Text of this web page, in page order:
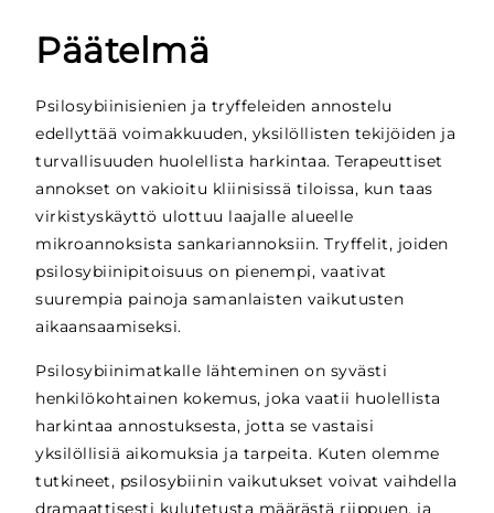
Päätelmä
Psilosybiinisienien ja tryffeleiden annostelu
edellyttää voimakkuuden, yksilöllisten tekijöiden ja
turvallisuuden huolellista harkintaa. Terapeuttiset
annokset on vakioitu kliinisissä tiloissa, kun taas
virkistyskäyttö ulottuu laajalle alueelle
mikroannoksista sankariannoksiin. Tryffelit, joiden
psilosybiinipitoisuus on pienempi, vaativat
suurempia painoja samanlaisten vaikutusten
aikaansaamiseksi.
Psilosybiinimatkalle lähteminen on syvästi
henkilökohtainen kokemus, joka vaatii huolellista
harkintaa annostuksesta, jotta se vastaisi
yksilöllisiä aikomuksia ja tarpeita. Kuten olemme
tutkineet, psilosybiinin vaikutukset voivat vaihdella
dramaattisesti kulutetusta määrästä riippuen, ja